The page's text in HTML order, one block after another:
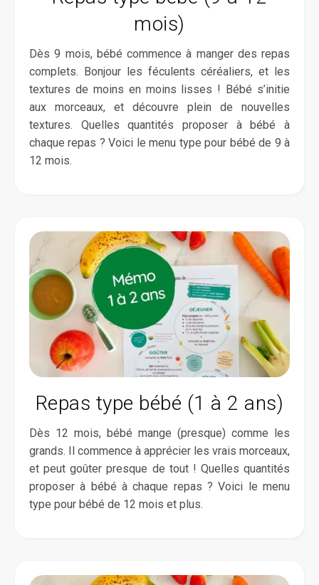
mois)
Dès 9 mois, bébé commence à manger des repas
complets. Bonjour les féculents céréaliers, et les
textures de moins en moins lisses ! Bébé s’initie
aux morceaux, et découvre plein de nouvelles
textures. Quelles quantités proposer à bébé à
chaque repas ? Voici le menu type pour bébé de 9 à
12 mois.
Repas type bébé (1 à 2 ans)
Dès 12 mois, bébé mange (presque) comme les
grands. Il commence à apprécier les vrais morceaux,
et peut goûter presque de tout ! Quelles quantités
proposer à bébé à chaque repas ? Voici le menu
type pour bébé de 12 mois et plus.